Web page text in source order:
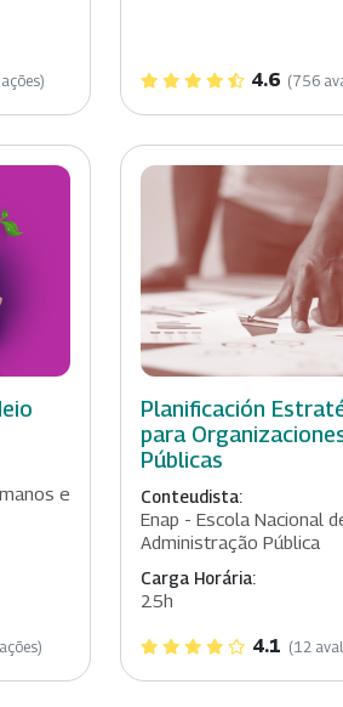
4.6 (756
e
Planificación
para
Públicas
Conteudista:
Enap - Escola Nacional
Administração Pública
Carga Horária:
25h
4.1 (12